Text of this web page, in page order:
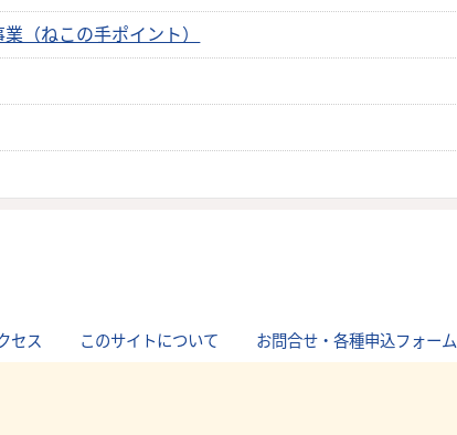
（ねこの手ポイント）
セス このサイトについて お問合せ・各種申込フォーム